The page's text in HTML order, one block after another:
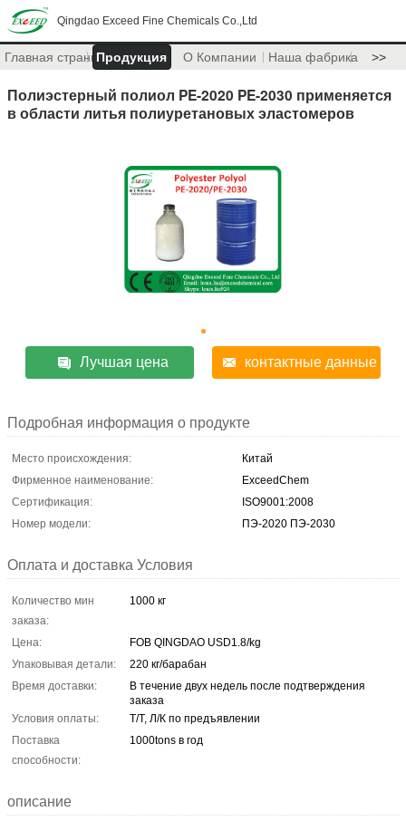
Qingdao Exceed Fine Chemicals Co.,Ltd
Главная страницаПродукция О Компании Наша фабрика >>
Полиэстерный полиол PE-2020 PE-2030 применяется
в области литья полиуретановых эластомеров
Лучшая цена контактные данные
Подробная информация о продукте
Место происхождения:
Китай
Фирменное наименование:
ExceedChem
Сертификация:
ISO9001:2008
Номер модели:
ПЭ-2020 ПЭ-2030
Оплата и доставка Условия
Количество мин
заказа:
1000 кг
Цена:
FOB QINGDAO USD1.8/kg
Упаковывая детали:
220 кг/барабан
Время доставки:
В течение двух недель после подтверждения
заказа
Условия оплаты:
Т/Т, Л/К по предъявлении
Поставка
способности:
1000tons в год
описание